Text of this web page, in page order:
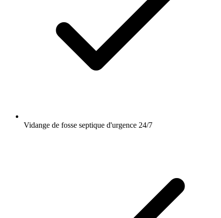
Vidange de fosse septique d'urgence 24/7